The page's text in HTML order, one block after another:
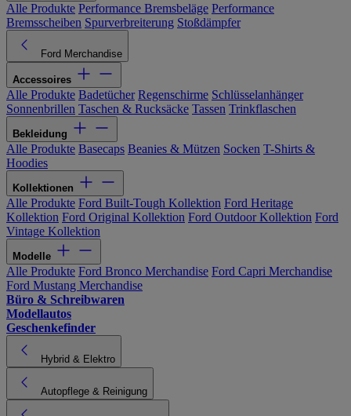
Alle Produkte Performance Bremsbeläge Performance
Bremsscheiben Spurverbreiterung Stoßdämpfer
Ford Merchandise
Accessoires
Alle Produkte Badetücher Regenschirme Schlüsselanhänger
Sonnenbrillen Taschen & Rucksäcke Tassen Trinkflaschen
Bekleidung
Alle Produkte Basecaps Beanies & Mützen Socken T-Shirts &
Hoodies
Kollektionen
Alle Produkte Ford Built-Tough Kollektion Ford Heritage
Kollektion Ford Original Kollektion Ford Outdoor Kollektion Ford
Vintage Kollektion
Modelle
Alle Produkte Ford Bronco Merchandise Ford Capri Merchandise
Ford Mustang Merchandise
Büro & Schreibwaren
Modellautos
Geschenkefinder
Hybrid & Elektro
Autopflege & Reinigung